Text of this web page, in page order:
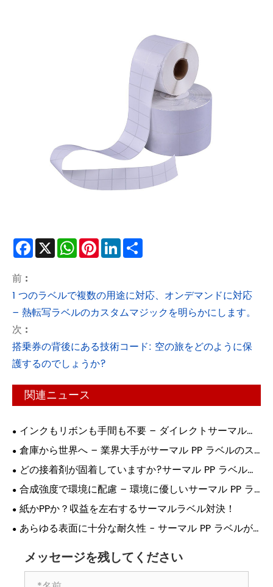
Facebook
X WhatsApp
Pinterest
LinkedIn
前 :
1 つのラベルで複数の用途に対応、オンデマンドに対応
– 熱転写ラベルのカスタムマジックを明らかにします。
次 :
搭乗券の背後にある技術コード: 空の旅をどのように保
護するのでしょうか?
関連ニュース
インクもリボンも手間も不要 – ダイレクトサーマルラ
ベルが印刷に革命を起こす理由!
倉庫から世界へ – 業界大手がサーマル PP ラベルのス
マート印刷に依存する理由!
どの接着剤が固着していますか?サーマル PP ラベル接
着の究極ガイド!
合成強度で環境に配慮 – 環境に優しいサーマル PP ラ
ベルがついに登場!
紙かPPか？収益を左右するサーマルラベル対決！
あらゆる表面に十分な耐久性 - サーマル PP ラベルが
メッセージを残してください